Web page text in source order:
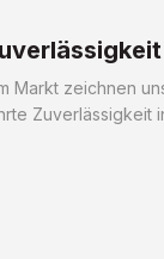
Markt zeichnen
Zuverlässigkeit